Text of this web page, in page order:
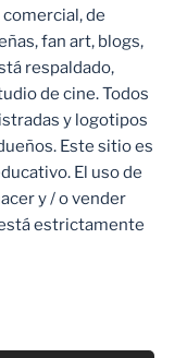
comercial, de
fan art, blogs,
respaldado,
de cine. Todos
y logotipos
Este sitio es
El uso de
y / o vender
estrictamente